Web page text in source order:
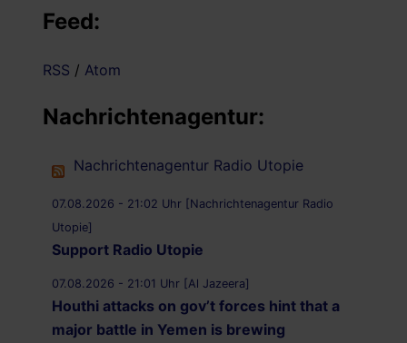
Feed:
RSS / Atom
Nachrichtenagentur:
Nachrichtenagentur Radio Utopie
07.08.2026 - 21:02 Uhr [Nachrichtenagentur Radio
Utopie]
Support Radio Utopie
07.08.2026 - 21:01 Uhr [Al Jazeera]
Houthi attacks on gov’t forces hint that a
major battle in Yemen is brewing